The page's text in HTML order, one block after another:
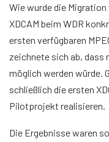
Wie wurde die
XDCAM beim WDR
ersten verfügbaren
zeichnete sich ab, dass
möglich werden würde.
schließlich die ersten
Pilotprojekt realisieren.
Die Ergebnisse waren